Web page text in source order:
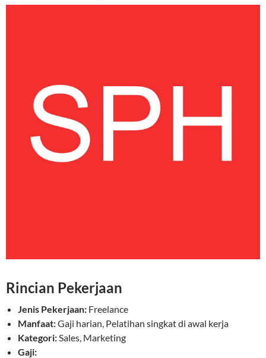
Rincian Pekerjaan
Jenis Pekerjaan: Freelance
Manfaat:Gaji harian, Pelatihan singkat di awal kerja
Kategori:Sales, Marketing
Gaji: